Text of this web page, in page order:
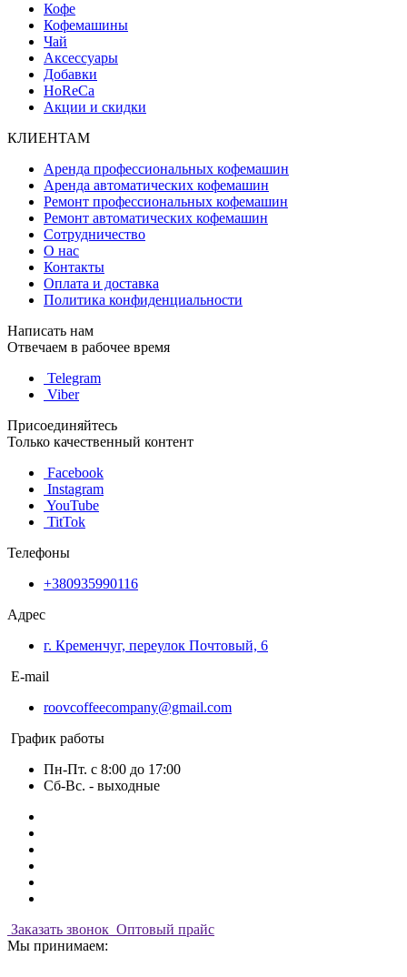
Кофе
Кофемашины
Чай
Аксессуары
Добавки
HoReCa
Акции и скидки
КЛИЕНТАМ
Аренда профессиональных кофемашин
Аренда автоматических кофемашин
Ремонт профессиональных кофемашин
Ремонт автоматических кофемашин
Сотрудничество
О нас
Контакты
Оплата и доставка
Политика конфиденциальности
Написать нам
Отвечаем в рабочее время
Telegram
Viber
Присоединяйтесь
Только качественный контент
Facebook
Instagram
YouTube
TitTok
Телефоны
+380935990116
Адрес
г. Кременчуг, переулок Почтовый, 6
E-mail
roovcoffeecompany@gmail.com
График работы
Пн-Пт. с 8:00 до 17:00
Сб-Вс. - выходные
Заказать звонок Оптовый прайс
Мы принимаем: